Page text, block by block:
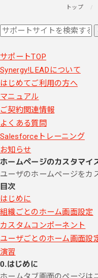
トップ
サポートTOP
Synergy!LEADについて
はじめてご利用の方へ
マニュアル
ご契約関連情報
よくある質問
Salesforceトレーニング
お知らせ
ホームページのカスタマイ
ユーザのホームページをカ
目次
はじめに
組織ごとのホーム画面設定
カスタムコンポーネント
ユーザごとのホーム画面設
演習
0.はじめに